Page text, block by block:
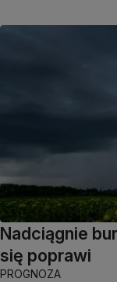
Nadciągnie
się poprawi
PROGNOZA